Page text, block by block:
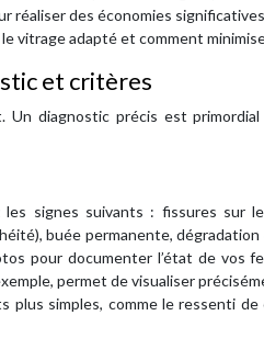
des économies
vitrage adapté et comment
et critères
diagnostic précis est
signes suivants : fissures sur
buée permanente,
pour documenter l’état de vos
permet de visualiser
plus simples, comme le ressenti de